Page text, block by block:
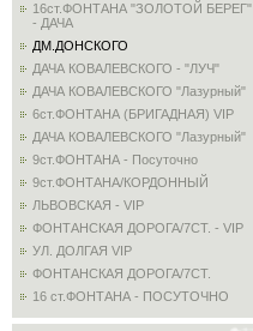
16ст.ФОНТАНА "ЗОЛОТОЙ БЕРЕГ"
- ДАЧА
ДМ.ДОНСКОГО
ДАЧА КОВАЛЕВСКОГО - "ЛУЧ"
ДАЧА КОВАЛЕВСКОГО "Лазурный"
6ст.ФОНТАНА (БРИГАДНАЯ) VIP
ДАЧА КОВАЛЕВСКОГО "Лазурный"
9ст.ФОНТАНА - Посуточно
9ст.ФОНТАНА/КОРДОННЫЙ
ЛЬВОВСКАЯ - VIP
ФОНТАНСКАЯ ДОРОГА/7СТ. - VIP
УЛ. ДОЛГАЯ VIP
ФОНТАНСКАЯ ДОРОГА/7СТ.
16 ст.ФОНТАНА - ПОСУТОЧНО